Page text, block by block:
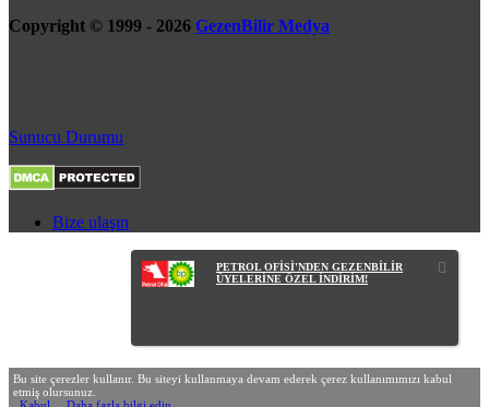
Copyright © 1999 - 2026 GezenBilir Medya
Sunucu Durumu
Bize ulaşın
PETROL OFİSİ'NDEN GEZENBİLİR
ÜYELERİNE ÖZEL İNDİRİM!
Bu site çerezler kullanır. Bu siteyi kullanmaya devam ederek çerez kullanımımızı kabul
etmiş olursunuz.